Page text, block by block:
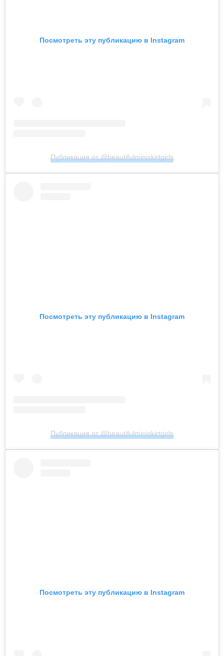
Посмотреть эту публикацию в Instagram
Публикация от @beautifulminiskirtgirls
Посмотреть эту публикацию в Instagram
Публикация от @beautifulminiskirtgirls
Посмотреть эту публикацию в Instagram